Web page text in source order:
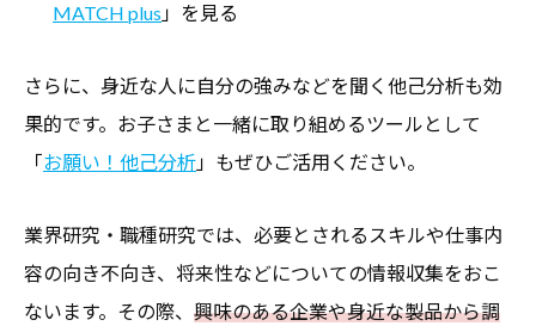
MATCH plus 」を見る
さらに、身近な人に自分の強みなどを聞く他己分析も効
果的です。お子さまと一緒に取り組めるツールとして
「お願い！他己分析 」もぜひご活用ください。
業界研究・職種研究では、必要とされるスキルや仕事内
容の向き不向き、将来性などについての情報収集をおこ
ないます。その際、 興味のある企業や身近な製品から調